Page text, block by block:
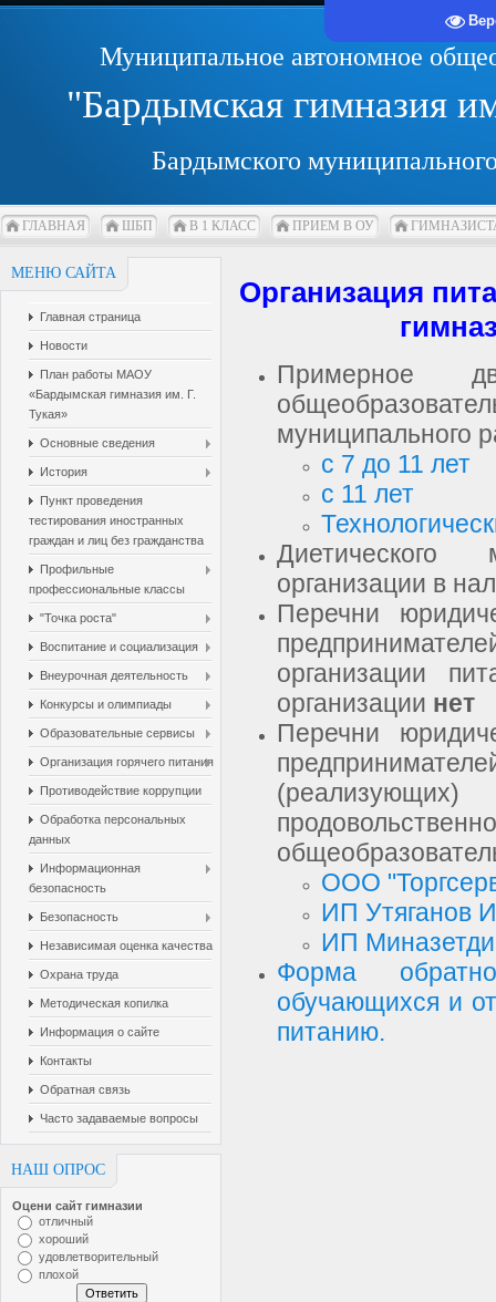
Муниципальное автономное
"Бардымская гимназия
Бардымского
ГЛАВНАЯ ШБП В 1 КЛАСС ПРИЕМ В ОУ
МЕНЮ САЙТА
Главная страница
Новости
План работы МАОУ
«Бардымская гимназия им. Г.
Тукая»
Основные сведения
История
Пункт проведения
тестирования иностранных
граждан и лиц без гражданства
Профильные
профессиональные классы
"Точка роста"
Воспитание и социализация
Внеурочная деятельность
Конкурсы и олимпиады
Образовательные сервисы
Организация горячего питания
Противодействие коррупции
Обработка персональных
данных
Информационная
безопасность
Безопасность
Независимая оценка качества
Охрана труда
Методическая копилка
Информация о сайте
Контакты
Обратная связь
Часто задаваемые вопросы
НАШ ОПРОС
Оцени сайт гимназии
отличный
хороший
удовлетворительный
плохой
Организация
Примерное
муниципального
с 7 до 11 лет
с 11 лет
организации в
Перечни
организации
организации нет
Перечни
ООО
ИП Утяганов
ИП
Форма
обучающихся и
питанию.